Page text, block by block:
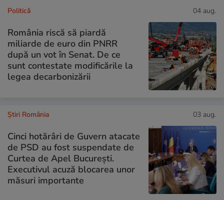
Politică 04 aug.
România riscă să piardă
miliarde de euro din PNRR
după un vot în Senat. De ce
sunt contestate modificările la
legea decarbonizării
Știri România 03 aug.
Cinci hotărâri de Guvern atacate
de PSD au fost suspendate de
Curtea de Apel București.
Executivul acuză blocarea unor
măsuri importante